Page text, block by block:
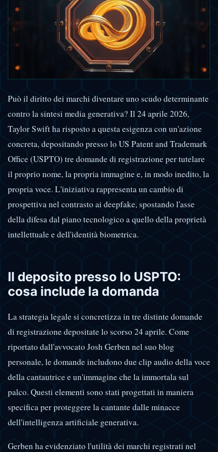
Può il diritto dei marchi diventare uno scudo determinante
contro la sintesi media generativa? Il 24 aprile 2026,
Taylor Swift ha risposto a questa esigenza con un'azione
concreta, depositando presso lo US Patent and Trademark
Office (USPTO) tre domande di registrazione per tutelare
il proprio nome, la propria immagine e, in modo inedito, la
propria voce. L'iniziativa rappresenta un cambio di
prospettiva nel contrasto ai deepfake, spostando l'asse
della difesa dal piano tecnologico a quello della proprietà
intellettuale e dell'identità biometrica.
Il deposito presso lo USPTO:
cosa include la domanda
La strategia legale si concretizza in tre distinte domande
di registrazione depositate lo scorso 24 aprile. Come
riportato dall'avvocato Josh Gerben nel suo blog
personale, le domande includono due clip audio della voce
della cantautrice e un'immagine che la immortala sul
palco. Questi elementi sono stati progettati in maniera
specifica per proteggere la cantante dalle minacce
dell'intelligenza artificiale generativa.
Gerben ha evidenziato l'utilità dei marchi registrati nel